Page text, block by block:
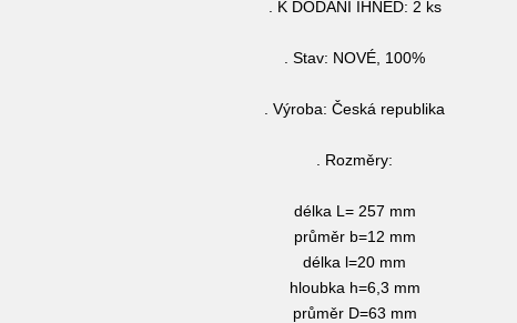
. K DODÁNÍ IHNED: 2 ks
. Stav: NOVÉ, 100%
. Výroba: Česká republika
. Rozměry:
délka L= 257 mm
průměr b=12 mm
délka l=20 mm
hloubka h=6,3 mm
průměr D=63 mm